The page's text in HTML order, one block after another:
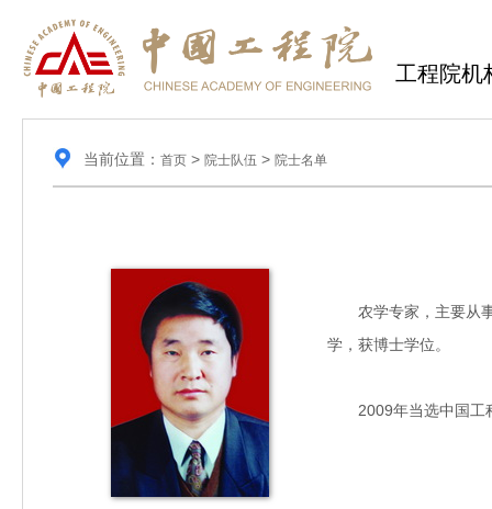
工程院机
当前位置： 首页> 院士队伍 > 院士名单
农学专家，主要从事
学，获博士学位。
2009年当选中国工